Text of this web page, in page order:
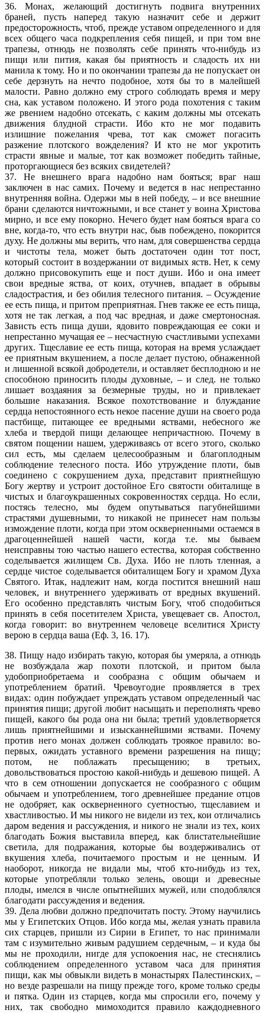
36. Монах, желающий достигнуть подвига внутренних
браней, пусть наперед такую назначит себе и держит
предосторожность, чтоб, прежде уставом определенного и для
всех общего часа подкрепления себя пищей, и при том вне
трапезы, отнюдь не позволять себе принять что-нибудь из
пищи или пития, какая бы приятность и сладость их ни
манила к тому. Но и по окончании трапезы да не попускает он
себе дерзнуть на нечто подобное, хотя бы то в малейшей
малости. Равно должно ему строго соблюдать время и меру
сна, как уставом положено. И этого рода похотения с таким
же рвением надобно отсекать, с каким должны мы отсекать
движения блудной страсти. Ибо кто не мог подавить
излишние пожелания чрева, тот как сможет погасить
разжение плотского вожделения? И кто не мог укротить
страсти явные и малые, тот как возможет победить тайные,
проторгающиеся без всяких свидетелей?
37. Не внешнего врага надобно нам бояться; враг наш
заключен в нас самих. Почему и ведется в нас непрестанно
внутренняя война. Одержи мы в ней победу, – и все внешние
брани сделаются ничтожными, и все станет у воина Христова
мирно, и все ему покорно. Нечего будет нам бояться врага со
вне, когда-то, что есть внутри нас, быв побеждено, покорится
духу. Не должны мы верить, что нам, для совершенства сердца
и чистоты тела, может быть достаточен один тот пост,
который состоит в воздержании от видимых яств. Нет, к сему
должно присовокупить еще и пост души. Ибо и она имеет
свои вредные яства, от коих, отучнев, впадает в обрывы
сладострастия, и без обилия телесного питания. – Осуждение
ее есть пища, и притом преприятная. Гнев также ее есть пища,
хотя не так легкая, а под час вредная, и даже смертоносная.
Зависть есть пища души, ядовито повреждающая ее соки и
непрестанно мучащая ее – несчастную счастливыми успехами
других. Тщеславие ее есть пища, которая на время услаждает
ее приятным вкушением, а после делает пустою, обнаженной
и лишенной всякой добродетели, и оставляет бесплодною и не
способною приносить плоды духовные, – и след. не только
лишает воздаяния за безмерные труды, но и привлекает
большие наказания. Всякое похотствование и блуждание
сердца непостоянного есть некое пасение души на своего рода
пастбище, питающее ее вредными яствами, небесного же
хлеба и твердой пищи делающее непричастною. Почему в
святом пощении нашем, удерживаясь от всего этого, сколько
сил есть, мы сделаем целесообразным и благоплодным
соблюдение телесного поста. Ибо утруждение плоти, быв
соединено с сокрушением духа, представит приятнейшую
Богу жертву и устроит достойное Его святости обиталище в
чистых и благоукрашенных сокровенностях сердца. Но если,
постясь телесно, мы будем опутываться пагубнейшими
страстями душевными, то никакой не принесет нам пользы
измождение плоти, когда при этом оскверненными остаемся в
драгоценнейшей нашей части, когда т.е. мы бываем
неисправны тою частью нашего естества, которая собственно
соделывается жилищем Св. Духа. Ибо не плоть тленная, а
сердце чистое соделывается обиталищем Богу и храмом Духа
Святого. Итак, надлежит нам, когда постится внешний наш
человек, и внутреннего удерживать от вредных вкушений.
Его особенно представлять чистым Богу, чтоб сподобиться
принять в себя посетителем Христа, увещевает св. Апостол,
когда говорит: во внутреннем человеце вселитися Христу
верою в сердца ваша (Еф. 3, 16. 17).
38. Пищу надо избирать такую, которая бы умеряла, а отнюдь
не возбуждала жар похоти плотской, и притом была
удобоприобретаема и сообразна с общим обычаем и
употреблением братий. Чревоугодие проявляется в трех
видах: один побуждает упреждать уставом определенный час
принятия пищи; другой любит насыщать и переполнять чрево
пищей, какого бы рода она ни была; третий удовлетворяется
лишь приятнейшими и изысканнейшими яствами. Почему
против него монах должен соблюдать троякое правило: во-
первых, ожидать уставного времени разрешения на пищу;
потом, не поблажать пресыщению; в третьих,
довольствоваться простою какой-нибудь и дешевою пищей. А
что в сем отношении допускается не сообразного с общим
обычаем и употреблением, того древнейшее предание отцов
не одобряет, как оскверненного суетностью, тщеславием и
хвастливостью. И мы никого не видели из тех, кои отличались
даром ведения и рассуждения, и никого не знали из тех, коих
благодать Божия выставила вперед, как блистательнейшие
светила, для подражания, которые бы воздерживались от
вкушения хлеба, почитаемого простым и не ценным. И
наоборот, никогда не видали мы, чтоб кто-нибудь из тех,
которые употребляли только зелень, овощи и древесные
плоды, имелся в числе опытнейших мужей, или сподоблялся
благодати рассуждения и ведения.
39. Дела любви должно предпочитать посту. Этому научились
мы у Египетских Отцов. Ибо когда мы, желая узнать правила
сих старцев, пришли из Сирии в Египет, то нас принимали
там с изумительно живым радушием сердечным, – и куда бы
мы не проходили, нигде для успокоения нас, не стеснялись
соблюдением определенного уставом часа для принятия
пищи, как мы обвыкли видеть в монастырях Палестинских, –
но везде разрешали на пищу прежде того, кроме только среды
и пятка. Один из старцев, когда мы спросили его, почему у
них, так свободно мимоходится правило каждодневного